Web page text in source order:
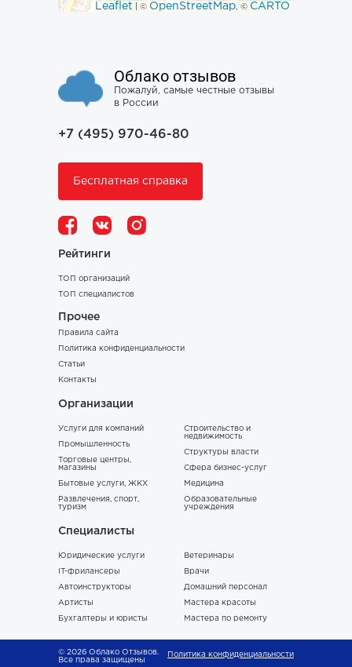
Leaflet | © OpenStreetMap, © CARTO
Облако отзывов
Пожалуй, самые честные отзывы
в России
+7 (495) 970-46-80
Бесплатная справка
Рейтинги
ТОП организаций
ТОП специалистов
Прочее
Правила сайта
Политика конфиденциальности
Статьи
Контакты
Организации
Услуги для компаний
Промышленность
Торговые центры,
магазины
Бытовые услуги, ЖКХ
Развлечения, спорт,
туризм
Строительство и
недвижимость
Структуры власти
Сфера бизнес-услуг
Медицина
Образовательные
учреждения
Специалисты
Юридические услуги
IT-фрилансеры
Автоинструкторы
Артисты
Бухгалтеры и юристы
Ветеринары
Врачи
Домашний персонал
Мастера красоты
Мастера по ремонту
© 2026 Облако Отзывов.
Все права защищены
Политика конфиденциальности